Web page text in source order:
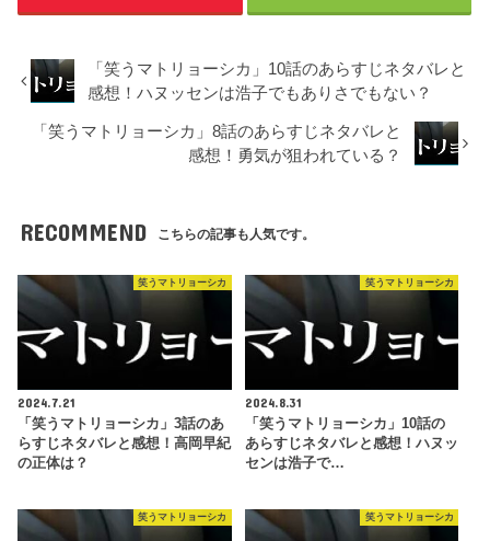
「笑うマトリョーシカ」10話のあらすじネタバレと
感想！ハヌッセンは浩子でもありさでもない？
「笑うマトリョーシカ」8話のあらすじネタバレと
感想！勇気が狙われている？
RECOMMEND こちらの記事も人気です。
笑うマトリョーシカ
2024.7.21
「笑うマトリョーシカ」3話のあ
らすじネタバレと感想！高岡早紀
の正体は？
笑うマトリョーシカ
2024.8.31
「笑うマトリョーシカ」10話の
あらすじネタバレと感想！ハヌッ
センは浩子で…
笑うマトリョーシカ 笑うマトリョーシカ